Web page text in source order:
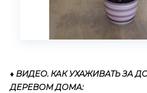
♦ ВИДЕО. КАК УХАЖИВАТЬ ЗА
ДЕРЕВОМ ДОМА: